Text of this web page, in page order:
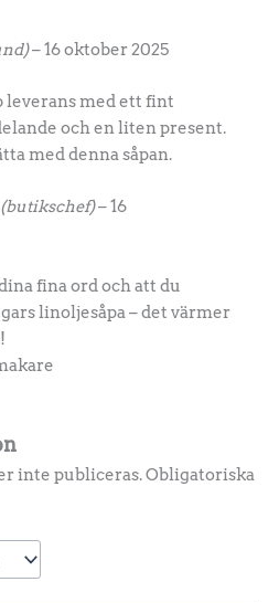
–16 oktober 2025
leverans med ett fint
och en liten present.
med denna såpan.
(butikschef)–16
fina ord och att du
linoljesåpa – det värmer
inte publiceras.Obligatoriska